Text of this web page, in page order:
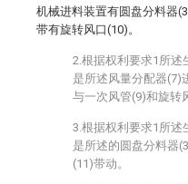
机械进料装置有圆盘分料器
带有旋转风口(10)。
2.根据权利要求1所述
是所述风量分配器(7)
与一次风管(9)和旋转
3.根据权利要求1所述
是所述的圆盘分料器
(11)带动。